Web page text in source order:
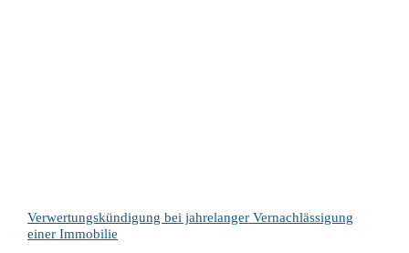
Verwertungskündigung bei jahrelanger Vernachlässigung
einer Immobilie